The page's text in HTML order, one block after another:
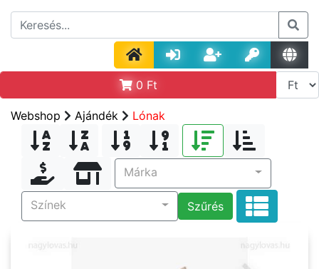
0 Ft
Webshop Ajándék Lónak
Márka
Színek Szűrés